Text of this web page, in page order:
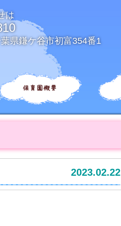
は
県鎌ケ谷市初富354番1
保育園概要
2023.02.22